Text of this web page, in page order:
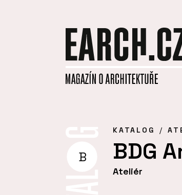
B
KATALOG
BDG
Ateliér